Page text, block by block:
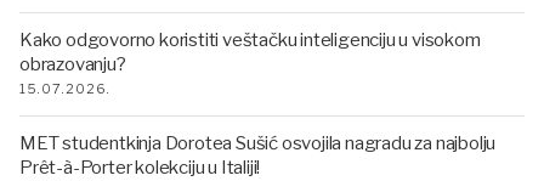
Kako odgovorno koristiti veštačku inteligenciju u visokom
obrazovanju?
15.07.2026.
MET studentkinja Dorotea Sušić osvojila nagradu za najbolju
Prêt-à-Porter kolekciju u Italiji!